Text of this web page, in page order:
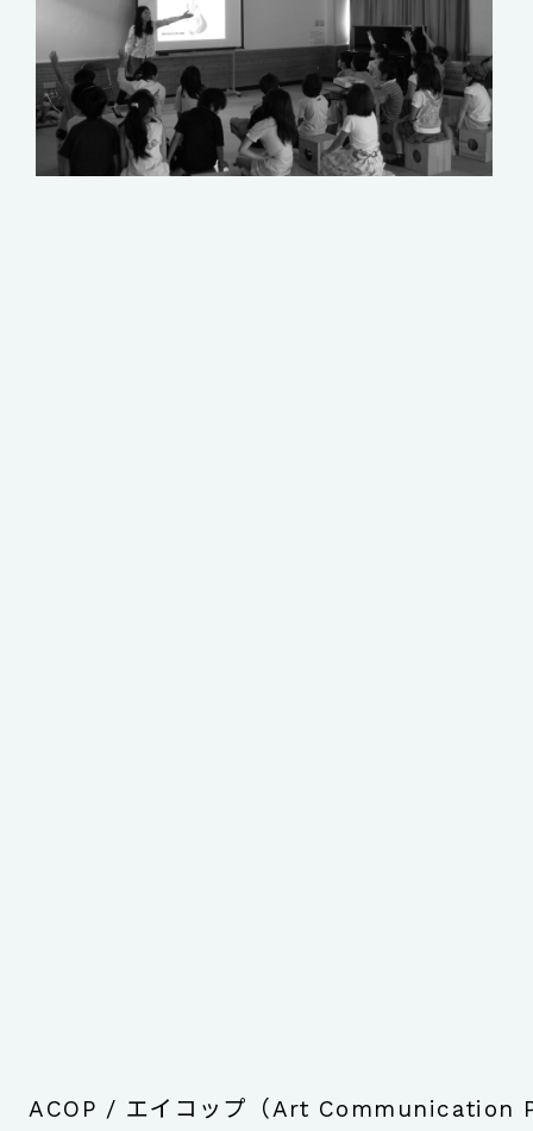
ACOP / エイコップ（Art Communication